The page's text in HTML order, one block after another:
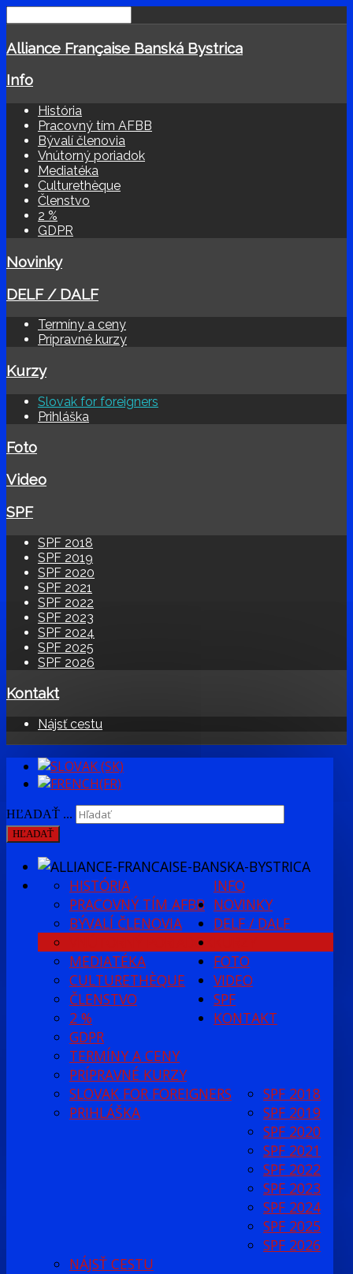
Alliance Française Banská Bystrica
Info
História
Pracovný tím AFBB
Bývalí členovia
Vnútorný poriadok
Mediatéka
Culturethèque
Členstvo
2 %
GDPR
Novinky
DELF / DALF
Termíny a ceny
Prípravné kurzy
Kurzy
Slovak for foreigners
Prihláška
Foto
Video
SPF
SPF 2018
SPF 2019
SPF 2020
SPF 2021
SPF 2022
SPF 2023
SPF 2024
SPF 2025
SPF 2026
Kontakt
Nájsť cestu
HĽADAŤ ...
HĽADAŤ
INFO
HISTÓRIA
PRACOVNÝ TÍM AFBB
BÝVALÍ ČLENOVIA
VNÚTORNÝ PORIADOK
MEDIATÉKA
CULTURETHÈQUE
ČLENSTVO
2 %
GDPR
NOVINKY
DELF / DALF
TERMÍNY A CENY
PRÍPRAVNÉ KURZY
SLOVAK FOR FOREIGNERS
PRIHLÁŠKA
FOTO
VIDEO
SPF
SPF 2018
SPF 2019
SPF 2020
SPF 2021
SPF 2022
SPF 2023
SPF 2024
SPF 2025
SPF 2026
KONTAKT
NÁJSŤ CESTU